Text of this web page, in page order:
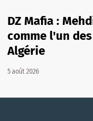
DZ Mafia :
comme l'un
Algérie
5 août 2026